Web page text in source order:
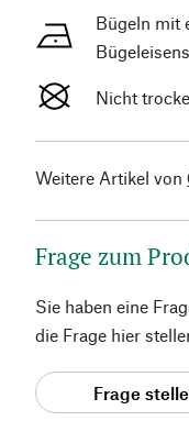
Bügeln mit
Nicht
Weitere Artikel von
Frage zum
Sie haben eine
die Frage hier
Frage